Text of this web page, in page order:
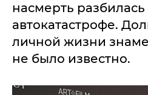
насмерть разбилась
автокатастрофе.
личной жизни
не было известно.